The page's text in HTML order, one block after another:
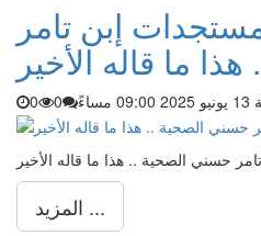
إبن تامر
ما قاله الأخير
0
0
حسني الصحية .. هذا ما قاله الأخير
المزيد ...